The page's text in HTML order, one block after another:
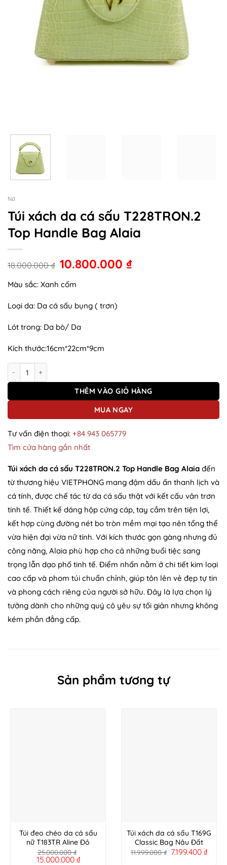
Nữ
Túi xách da cá sấu T228TRON.2
Top Handle Bag Alaia
18.000.000₫ 10.800.000 ₫
Màu sắc: Xanh cốm
Loại da: Da cá sấu bụng ( trơn)
Lót trong: Da bò/ Da
Kích thước:16cm*22cm*9cm
Túi xách da cá sấu T228TRON.2 Top Handle Bag Alaia số lượng
THÊM VÀO GIỎ HÀNG
MUA NGAY
Tư vấn điện thoại: +84 943 065779
Tìm cửa hàng gần nhất
Túi xách da cá sấu T228TRON.2 Top Handle Bag Alaia đến
từ thương hiệu VIETPHONG mang đậm dấu ấn thanh lịch và
cá tính, được chế tác từ da cá sấu thật với kết cấu vân trơn
tinh tế. Thiết kế dáng hộp cứng cáp, tay cầm trên tiện lợi,
kết hợp cùng đường nét bo tròn mềm mại tạo nên tổng thể
vừa hiện đại vừa nữ tính. Với kích thước gọn gàng nhưng đủ
công năng, Alaia phù hợp cho cả những buổi tiệc sang
trọng lẫn dạo phố tinh tế. Điểm nhấn nằm ở chi tiết kim loại
cao cấp và phom túi chuẩn chỉnh, giúp tôn lên vẻ đẹp tự tin
và phong cách riêng của người sở hữu. Đây là lựa chọn lý
tưởng dành cho những quý cô yêu sự tối giản nhưng không
kém phần đẳng cấp.
Sản phẩm tương tự
Túi đeo chéo da cá sấu
nữ T183TR Aline Đỏ
25.000.000₫
15.000.000 ₫
Túi xách da cá sấu T169G
Classic Bag Nâu Đất
11.999.000₫ 7.199.400₫